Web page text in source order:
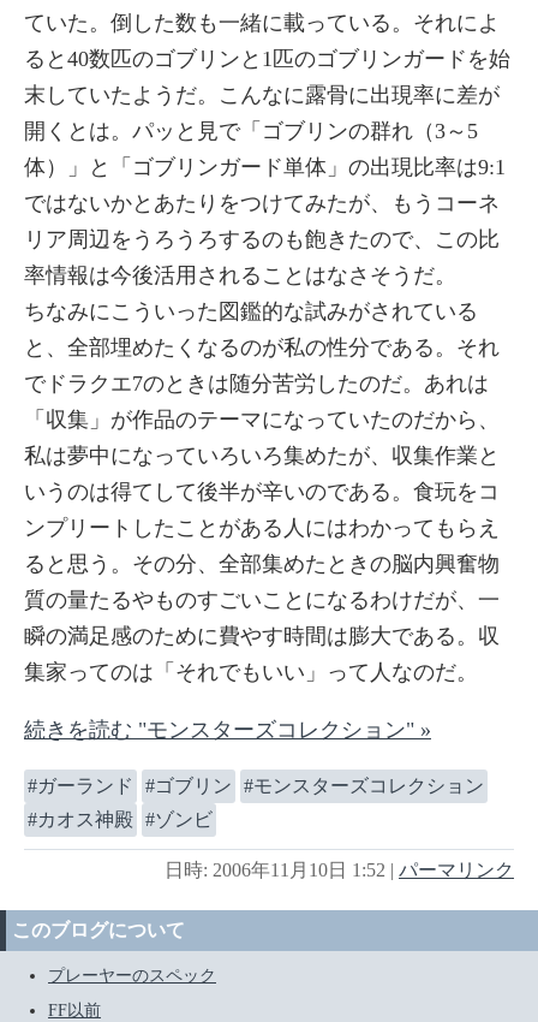
ていた。倒した数も一緒に載っている。それによ
ると40数匹のゴブリンと1匹のゴブリンガードを始
末していたようだ。こんなに露骨に出現率に差が
開くとは。パッと見で「ゴブリンの群れ（3～5
体）」と「ゴブリンガード単体」の出現比率は9:1
ではないかとあたりをつけてみたが、もうコーネ
リア周辺をうろうろするのも飽きたので、この比
率情報は今後活用されることはなさそうだ。
ちなみにこういった図鑑的な試みがされている
と、全部埋めたくなるのが私の性分である。それ
でドラクエ7のときは随分苦労したのだ。あれは
「収集」が作品のテーマになっていたのだから、
私は夢中になっていろいろ集めたが、収集作業と
いうのは得てして後半が辛いのである。食玩をコ
ンプリートしたことがある人にはわかってもらえ
ると思う。その分、全部集めたときの脳内興奮物
質の量たるやものすごいことになるわけだが、一
瞬の満足感のために費やす時間は膨大である。収
集家ってのは「それでもいい」って人なのだ。
続きを読む "モンスターズコレクション" »
ガーランド ゴブリン
モンスターズコレクション
カオス神殿
ゾンビ
日時: 2006年11月10日 1:52 | パーマリンク
このブログについて
プレーヤーのスペック
FF以前